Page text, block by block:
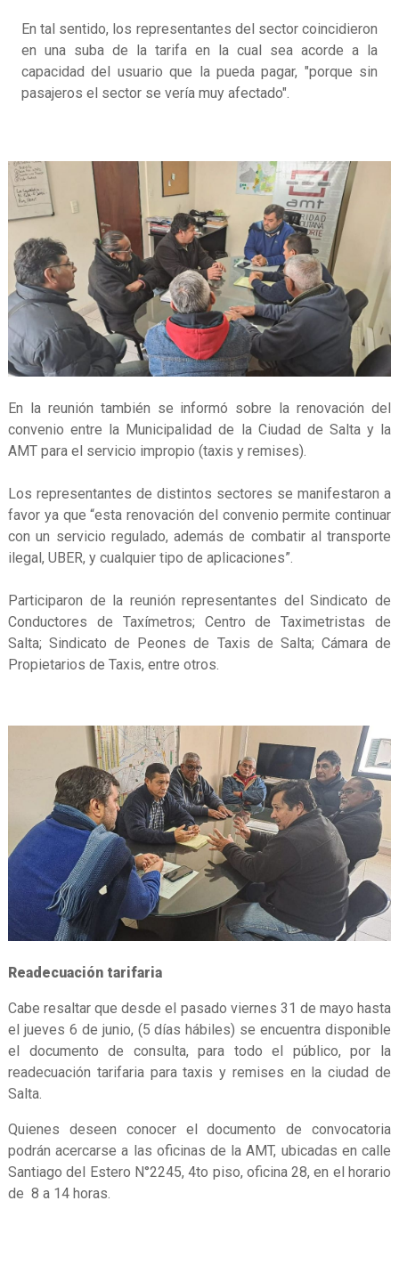
En tal sentido, los representantes del sector coincidieron
en una suba de la tarifa en la cual sea acorde a la
capacidad del usuario que la pueda pagar, "porque sin
pasajeros el sector se vería muy afectado".
En la reunión también se informó sobre la renovación del
convenio entre la Municipalidad de la Ciudad de Salta y la
AMT para el servicio impropio (taxis y remises).
Los representantes de distintos sectores se manifestaron a
favor ya que “esta renovación del convenio permite continuar
con un servicio regulado, además de combatir al transporte
ilegal, UBER, y cualquier tipo de aplicaciones”.
Participaron de la reunión representantes del Sindicato de
Conductores de Taxímetros; Centro de Taximetristas de
Salta; Sindicato de Peones de Taxis de Salta; Cámara de
Propietarios de Taxis, entre otros.
Readecuación tarifaria
Cabe resaltar que desde el pasado viernes 31 de mayo hasta
el jueves 6 de junio, (5 días hábiles) se encuentra disponible
el documento de consulta, para todo el público, por la
readecuación tarifaria para taxis y remises en la ciudad de
Salta.
Quienes deseen conocer el documento de convocatoria
podrán acercarse a las oficinas de la AMT, ubicadas en calle
Santiago del Estero N°2245, 4to piso, oficina 28, en el horario
de 8 a 14 horas.